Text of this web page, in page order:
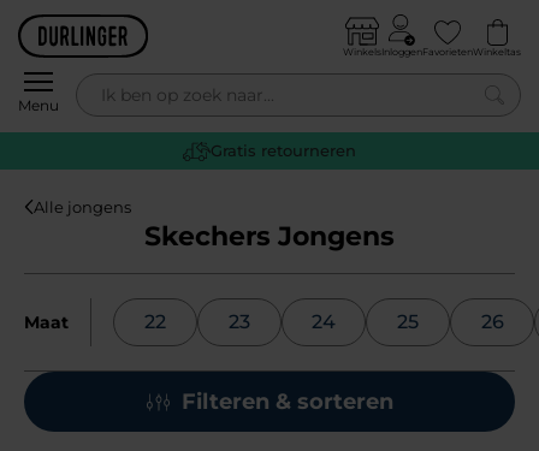
Skip to content
Menu
WinkelsInloggenFavorietenWinkeltas
0
Gratis retourneren
Alle jongens
Skechers Jongens
Maat 22 23 24 25 26
Filteren & sorteren